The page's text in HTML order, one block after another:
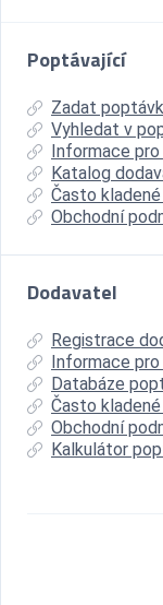
Poptávající
Zadat
Vyhledat v
Informace
Katalog
Často
Obchodní
Dodavatel
Registrace
Informace
Databáze
Často
Obchodní
Kalkulátor